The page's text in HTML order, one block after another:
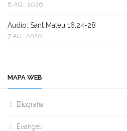
8 AG., 2026
Àudio: Sant Mateu 16,24-28
7 AG., 2026
MAPA WEB
Biografia
Evangeli